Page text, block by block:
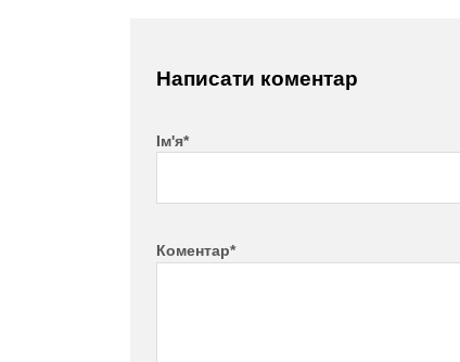
Написати коментар
Ім'я*
Коментар*